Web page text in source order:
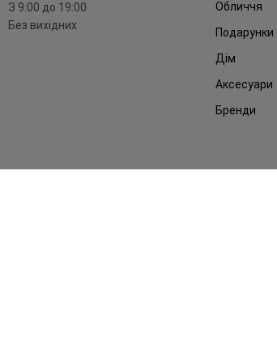
З 9:00 до 19:00
Без вихідних
Обличчя
Подарунки
Дім
Аксесуари
Бренди